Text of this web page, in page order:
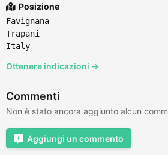
Posizione
Favignana
Trapani
Italy
Ottenere indicazioni →
Commenti
Non è stato ancora aggiunto alcun
Aggiungi un commento